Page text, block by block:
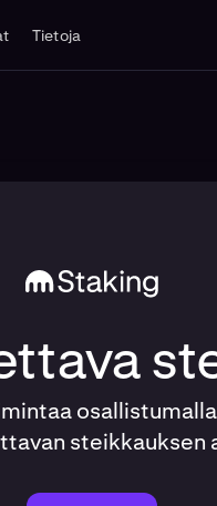
Tietoja
steikkauksen